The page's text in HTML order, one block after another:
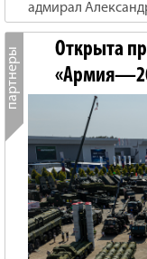
адмирал
Открыта